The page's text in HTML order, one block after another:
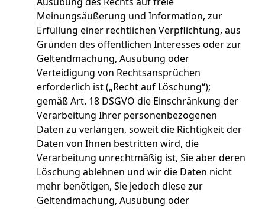
Meinungsäußerung und Information, zur
Erfüllung einer rechtlichen Verpflichtung, aus
Gründen des öffentlichen Interesses oder zur
Geltendmachung, Ausübung oder
Verteidigung von Rechtsansprüchen
erforderlich ist („Recht auf Löschung“);
gemäß Art. 18 DSGVO die Einschränkung der
Verarbeitung Ihrer personenbezogenen
Daten zu verlangen, soweit die Richtigkeit der
Daten von Ihnen bestritten wird, die
Verarbeitung unrechtmäßig ist, Sie aber deren
Löschung ablehnen und wir die Daten nicht
mehr benötigen, Sie jedoch diese zur
Geltendmachung, Ausübung oder